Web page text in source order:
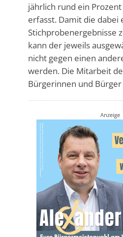
jährlich rund ein
erfasst. Damit die dabei
Stichprobenergebnisse
kann der jeweils
nicht gegen einen
werden. Die Mitarbeit
Bürgerinnen und
Anzeige